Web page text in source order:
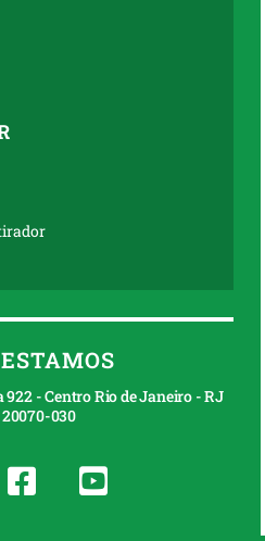
922 - Centro Rio de Janeiro - RJ
20070-030